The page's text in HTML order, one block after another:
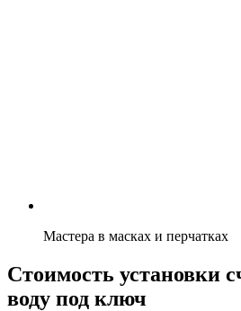
Мастера в масках и перчатках
Стоимость установки
воду под ключ